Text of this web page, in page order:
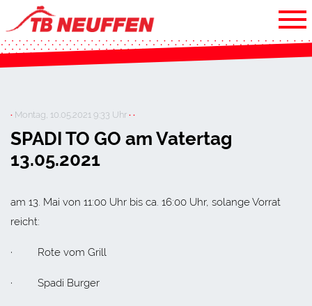
· Montag, 10.05.2021 9:33 Uhr· ·
SPADI TO GO am Vatertag
13.05.2021
am 13. Mai von 11:00 Uhr bis ca. 16:00 Uhr, solange Vorrat
reicht:
· Rote vom Grill
· Spadi Burger